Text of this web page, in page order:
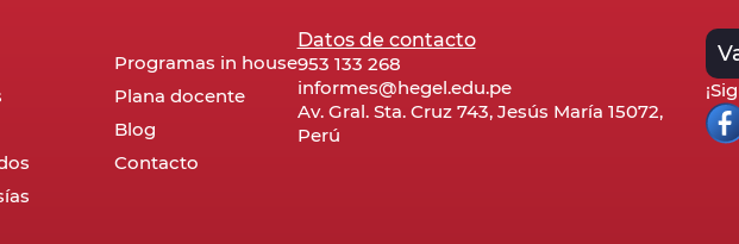
Programas in house
Plana docente
Blog
Contacto
Datos de contacto
953 133 268
informes@hegel.edu.pe
Av. Gral. Sta. Cruz 743, Jesús María 15072,
Perú